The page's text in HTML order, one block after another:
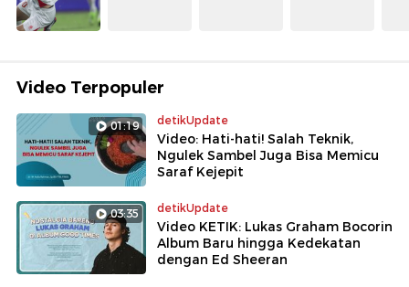
Video Terpopuler
01:19 detikUpdate
Video: Hati-hati! Salah Teknik,
Ngulek Sambel Juga Bisa Memicu
Saraf Kejepit
03:35 detikUpdate
Video KETIK: Lukas Graham Bocorin
Album Baru hingga Kedekatan
dengan Ed Sheeran